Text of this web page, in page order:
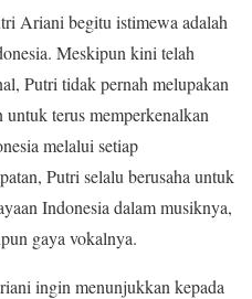
Ariani begitu istimewa adalah
Meskipun kini telah
Putri tidak pernah melupakan
terus memperkenalkan
melalui setiap
Putri selalu berusaha untuk
Indonesia dalam musiknya,
gaya vokalnya.
ingin menunjukkan kepada